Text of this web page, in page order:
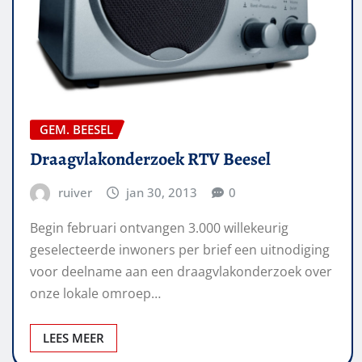
GEM. BEESEL
Draagvlakonderzoek RTV Beesel
ruiver jan 30, 2013 0
Begin februari ontvangen 3.000 willekeurig
geselecteerde inwoners per brief een uitnodiging
voor deelname aan een draagvlakonderzoek over
onze lokale omroep…
LEES MEER